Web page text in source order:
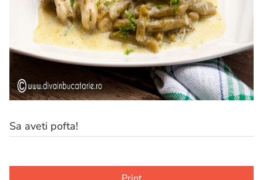
Sa aveti pofta!